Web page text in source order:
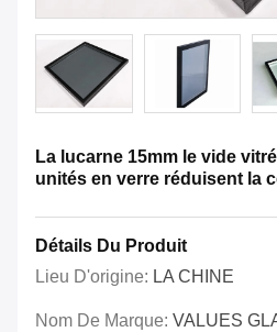
La lucarne 15mm le vide
unités en verre réduisent la
Détails Du Produit
Lieu D'origine: LA CHINE
Nom De Marque: VALUES